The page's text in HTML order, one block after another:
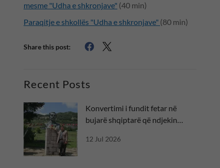
mesme "Udha e shkronjave" (40 min)
Paraqitje e shkollës "Udha e shkronjave" (80 min)
Share this post:
Recent Posts
Konvertimi i fundit fetar në
bujarë shqiptarë që ndjekin
12 Jul 2026